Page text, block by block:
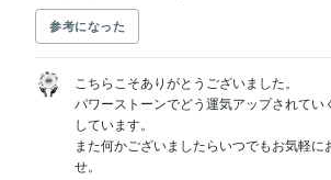
参考になった
こちらこそありがとうございました。
パワーストーンでどう運気アップされてい
しています。
また何かございましたらいつでもお気軽に
せ。